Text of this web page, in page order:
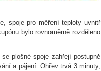
spoje pro měření teploty uvnitř
bylo rovnoměrně rozděleno
plošné spoje zahřejí postupně
a pájení. Ohřev trvá 3 minuty,